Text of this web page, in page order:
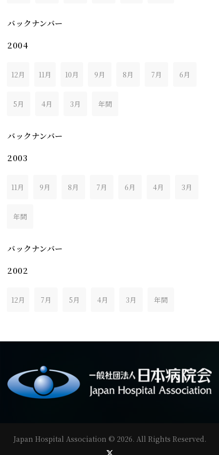
バックナンバー
2004
12月 11月 10月 9月 8月 7月 6月
5月 4月 3月 年間
バックナンバー
2003
11月 9月 8月 7月 6月 4月 3月
年間
バックナンバー
2002
12月 7月 5月 4月 3月 年間
Japan Hospital Association © 2026. All Rights Reserved.